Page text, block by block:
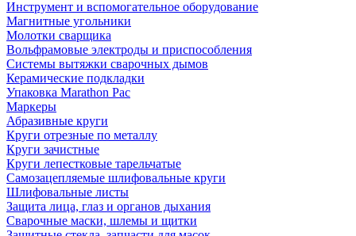
Инструмент и вспомогательное оборудование
Магнитные угольники
Молотки сварщика
Вольфрамовые электроды и приспособления
Системы вытяжки сварочных дымов
Керамические подкладки
Упаковка Marathon Pac
Маркеры
Абразивные круги
Круги отрезные по металлу
Круги зачистные
Круги лепестковые тарельчатые
Самозацепляемые шлифовальные круги
Шлифовальные листы
Защита лица, глаз и органов дыхания
Сварочные маски, шлемы и щитки